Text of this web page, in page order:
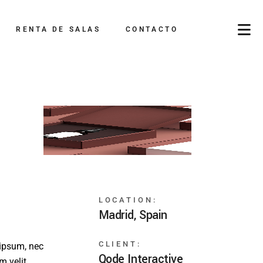
RENTA DE SALAS CONTACTO
nec
LOCATION:
Madrid, Spain
CLIENT:
Qode Interactive